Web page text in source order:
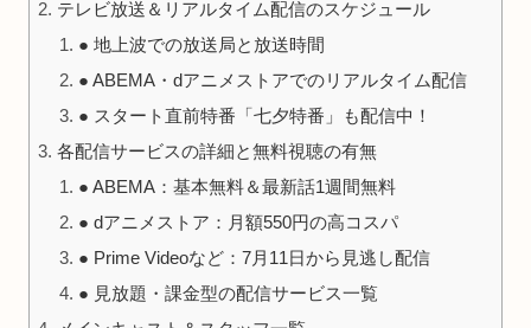
テレビ放送＆リアルタイム配信のスケジュール
● 地上波での放送局と放送時間
● ABEMA・dアニメストアでのリアルタイム配信
● スタート直前特番「七夕特番」も配信中！
各配信サービスの詳細と無料視聴の有無
● ABEMA：基本無料＆最新話1週間無料
● dアニメストア：月額550円の高コスパ
● Prime Videoなど：7月11日から見逃し配信
● 見放題・課金型の配信サービス一覧